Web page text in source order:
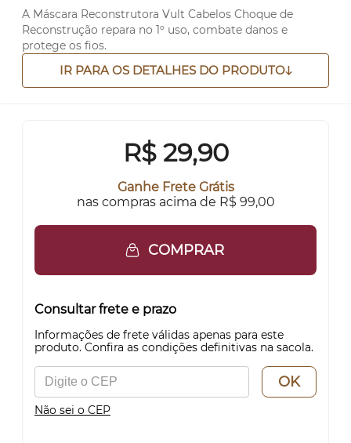
A Máscara Reconstrutora Vult Cabelos Choque de
Reconstrução repara no 1º uso, combate danos e
protege os fios.
IR PARA OS DETALHES DO PRODUTO
R$ 29,90
Ganhe Frete Grátis
nas compras acima de R$ 99,00
COMPRAR
Consultar frete e prazo
Informações de frete válidas apenas para este
produto. Confira as condições definitivas na sacola.
OK
Não sei o CEP